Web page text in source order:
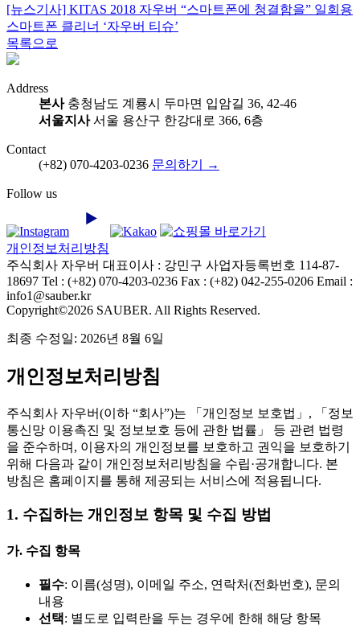
[뉴스기사] KITAS 2018 자우버 “스마트폰에 청결함을” 일회용
스마트폰 클리너 ‘자우버 티슈’
목록으로
Address
본사 충청남도 계룡시 두마면 입암길 36, 42-46
서울지사 서울 용산구 한강대로 366, 6층
Contact
(+82) 070-4203-0236 문의하기 →
Follow us
개인정보처리방침
주식회사 자우버 대표이사 : 강민구 사업자등록번호 114-87-
18697 Tel : (+82) 070-4203-0236 Fax : (+82) 042-255-0206 Email :
info1@sauber.kr
Copyright©2026 SAUBER. All Rights Reserved.
최종 수정일: 2026년 8월 6일
개인정보처리방침
주식회사 자우버(이하 “회사”)는 「개인정보 보호법」, 「정보
통신망 이용촉진 및 정보보호 등에 관한 법률」 등 관련 법령
을 준수하며, 이용자의 개인정보를 보호하고 권익을 보호하기
위해 다음과 같이 개인정보처리방침을 수립·공개합니다. 본
방침은 홈페이지를 통해 제공되는 서비스에 적용됩니다.
1. 수집하는 개인정보 항목 및 수집 방법
가. 수집 항목
필수: 이름(성명), 이메일 주소, 연락처(전화번호), 문의
내용
선택: 별도로 입력란을 두는 경우에 한해 해당 항목